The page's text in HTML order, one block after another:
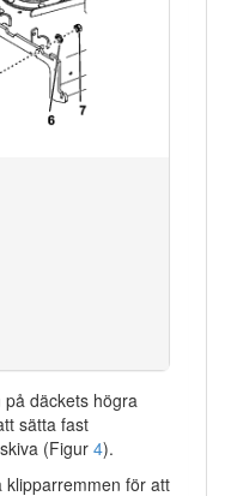
däckets högra
sätta fast
(Figur 4).
klipparremmen för att